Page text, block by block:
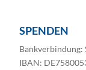
SPENDEN
Bankverbindung:
IBAN: